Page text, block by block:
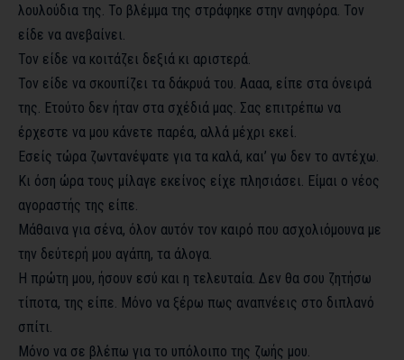
λουλούδια της. Το βλέμμα της στράφηκε στην ανηφόρα. Τον
είδε να ανεβαίνει.
Τον είδε να κοιτάζει δεξιά κι αριστερά.
Τον είδε να σκουπίζει τα δάκρυά του. Αααα, είπε στα όνειρά
της. Ετούτο δεν ήταν στα σχέδιά μας. Σας επιτρέπω να
έρχεστε να μου κάνετε παρέα, αλλά μέχρι εκεί.
Εσείς τώρα ζωντανέψατε για τα καλά, και’ γω δεν το αντέχω.
Κι όση ώρα τους μίλαγε εκείνος είχε πλησιάσει. Είμαι ο νέος
αγοραστής της είπε.
Μάθαινα για σένα, όλον αυτόν τον καιρό που ασχολιόμουνα με
την δεύτερή μου αγάπη, τα άλογα.
Η πρώτη μου, ήσουν εσύ και η τελευταία. Δεν θα σου ζητήσω
τίποτα, της είπε. Μόνο να ξέρω πως αναπνέεις στο διπλανό
σπίτι.
Μόνο να σε βλέπω για το υπόλοιπο της ζωής μου.